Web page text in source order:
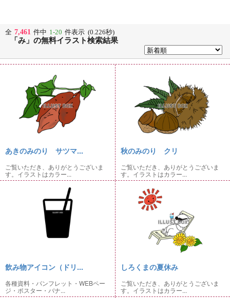
全 7,461 件中 1-20 件表示 (0.226秒)
「み」の無料イラスト検索結果
あきのみのり サツマ...
ご覧いただき、ありがとうございま
す。イラストはカラー...
秋のみのり クリ
ご覧いただき、ありがとうございま
す。イラストはカラー...
飲み物アイコン（ドリ...
各種資料・パンフレット・WEBペー
ジ・ポスター・バナ...
しろくまの夏休み
ご覧いただき、ありがとうございま
す。イラストはカラー...